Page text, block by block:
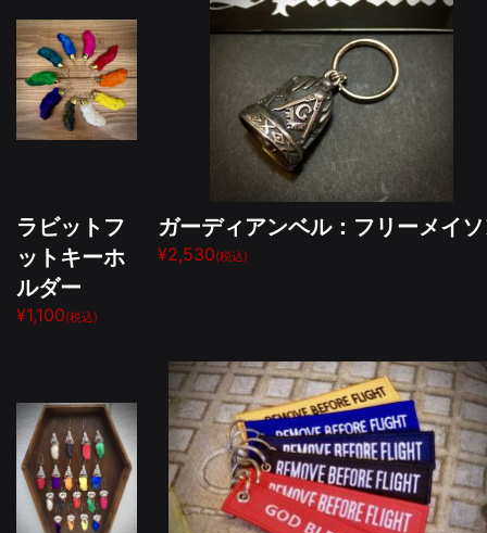
ラビットフ
ットキーホ
ルダー
¥1,100(税込)
ガーディアンベル：フリーメイ
¥2,530(税込)